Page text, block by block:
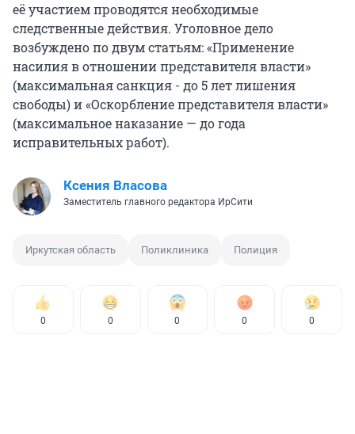
её участием проводятся необходимые
следственные действия. Уголовное дело
возбуждено по двум статьям: «Применение
насилия в отношении представителя власти»
(максимальная санкция - до 5 лет лишения
свободы) и «Оскорбление представителя власти»
(максимальное наказание — до года
исправительных работ).
Ксения Власова
Заместитель главного редактора ИрСити
Иркутская область Поликлиника Полиция
0 0 0 0 0